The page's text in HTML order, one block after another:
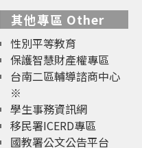
其他專區 Other
性別平等教育
保護智慧財產權專區
台南二區輔導諮商中心
※
學生事務資訊網
移民署ICERD專區
國教署公文公告平台